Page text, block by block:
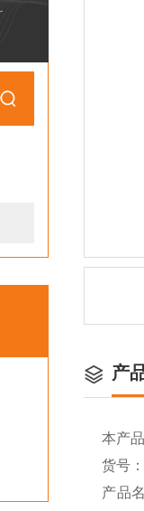
产
本产
货号
产品